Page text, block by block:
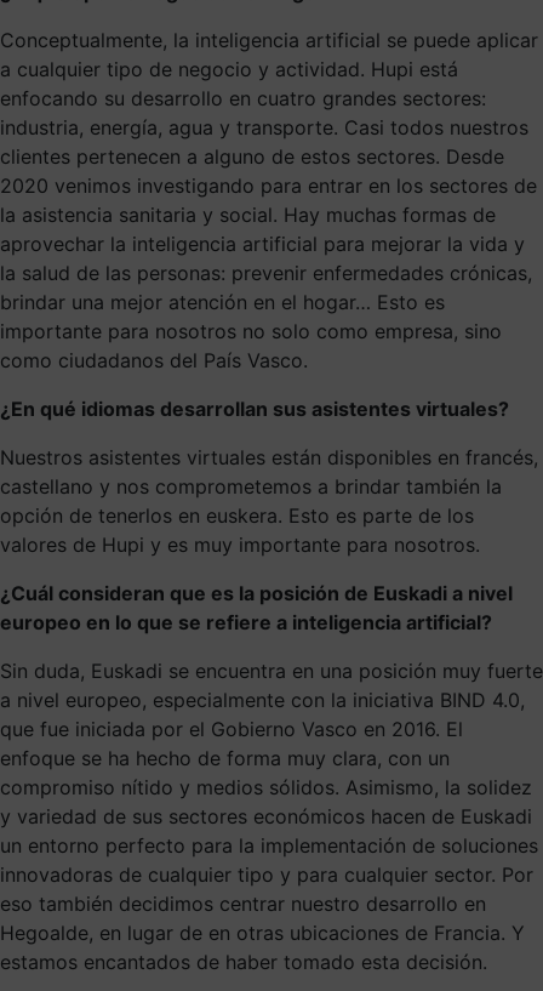
Conceptualmente, la inteligencia artificial se puede aplicar
a cualquier tipo de negocio y actividad. Hupi está
enfocando su desarrollo en cuatro grandes sectores:
industria, energía, agua y transporte. Casi todos nuestros
clientes pertenecen a alguno de estos sectores. Desde
2020 venimos investigando para entrar en los sectores de
la asistencia sanitaria y social. Hay muchas formas de
aprovechar la inteligencia artificial para mejorar la vida y
la salud de las personas: prevenir enfermedades crónicas,
brindar una mejor atención en el hogar… Esto es
importante para nosotros no solo como empresa, sino
como ciudadanos del País Vasco.
¿En qué idiomas desarrollan sus asistentes virtuales?
Nuestros asistentes virtuales están disponibles en francés,
castellano y nos comprometemos a brindar también la
opción de tenerlos en euskera. Esto es parte de los
valores de Hupi y es muy importante para nosotros.
¿Cuál consideran que es la posición de Euskadi a nivel
europeo en lo que se refiere a inteligencia artificial?
Sin duda, Euskadi se encuentra en una posición muy fuerte
a nivel europeo, especialmente con la iniciativa BIND 4.0,
que fue iniciada por el Gobierno Vasco en 2016. El
enfoque se ha hecho de forma muy clara, con un
compromiso nítido y medios sólidos. Asimismo, la solidez
y variedad de sus sectores económicos hacen de Euskadi
un entorno perfecto para la implementación de soluciones
innovadoras de cualquier tipo y para cualquier sector. Por
eso también decidimos centrar nuestro desarrollo en
Hegoalde, en lugar de en otras ubicaciones de Francia. Y
estamos encantados de haber tomado esta decisión.